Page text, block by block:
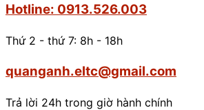
Hotline: 0913.526.003
Thứ 2 - thứ 7: 8h - 18h
quanganh.eltc@gmail.com
Trả lời 24h trong giờ hành chính